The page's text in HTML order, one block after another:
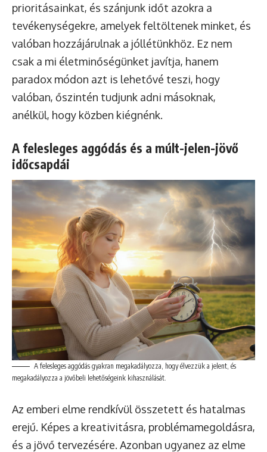
prioritásainkat, és szánjunk időt azokra a
tevékenységekre, amelyek feltöltenek minket, és
valóban hozzájárulnak a jóllétünkhöz. Ez nem
csak a mi életminőségünket javítja, hanem
paradox módon azt is lehetővé teszi, hogy
valóban, őszintén tudjunk adni másoknak,
anélkül, hogy közben kiégnénk.
A felesleges aggódás és a múlt-jelen-jövő
időcsapdái
A felesleges aggódás gyakran megakadályozza, hogy élvezzük a jelent, és
megakadályozza a jövőbeli lehetőségeink kihasználását.
Az emberi elme rendkívül összetett és hatalmas
erejű. Képes a kreativitásra, problémamegoldásra,
és a jövő tervezésére. Azonban ugyanez az elme